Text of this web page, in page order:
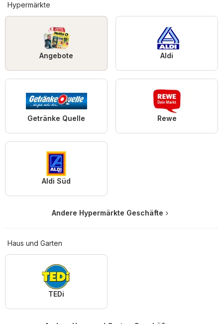
Hypermärkte
Angebote Aldi
Getränke Quelle Rewe
Aldi Süd
Andere Hypermärkte Geschäfte
Haus und Garten
TEDi